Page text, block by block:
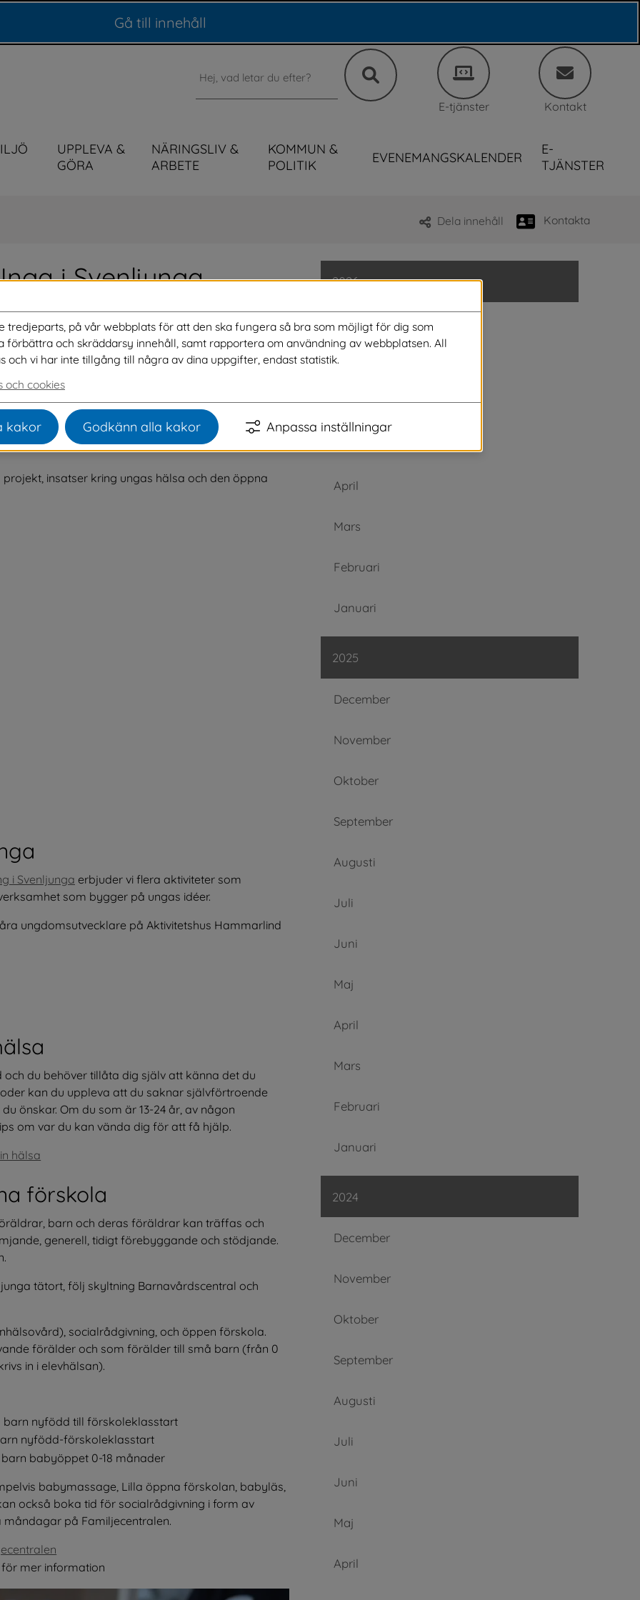
Gå till innehåll
Sök
E-tjänster Kontakt
UPPLEVA &
GÖRA
NÄRINGSLIV &
ARBETE
KOMMUN &
POLITIK
EVENEMANGSKALENDER
E-
TJÄNSTER
Dela innehåll Kontakta
i Svenljunga
firar ett år! Genom denna enhet har vi
vår socialförvaltning och vår barn- och
fokus på barn och ungdomars
berätta själva i filmen som du kan
mot ett händelserikt 2024! Du är välkommen att
insatser kring ungas hälsa och den öppna
i Svenljunga erbjuder vi flera aktiviteter som
som bygger på ungas idéer.
ungdomsutvecklare på Aktivitetshus Hammarlind
du behöver tillåta dig själv att känna det du
kan du uppleva att du saknar självförtroende
önskar. Om du som är 13-24 år, av någon
om var du kan vända dig för att få hjälp.
hälsa
förskola
barn och deras föräldrar kan träffas och
generell, tidigt förebyggande och stödjande.
tätort, följ skyltning Barnavårdscentral och
socialrådgivning, och öppen förskola.
förälder och som förälder till små barn (från 0
in i elevhälsan).
barn nyfödd till förskoleklasstart
nyfödd-förskoleklasstart
babyöppet 0-18 månader
babymassage, Lilla öppna förskolan, babyläs,
också boka tid för socialrådgivning i form av
på Familjecentralen.
öppnas i nytt fönster.
till annan webbplats, öppnas i nytt fönster.
mer information
2026
Augusti
Juli
Juni
April
Mars
Februari
Januari
2025
December
November
Oktober
September
Augusti
Juli
Juni
Maj
April
Mars
Februari
Januari
2024
December
November
Oktober
September
Augusti
Juli
Juni
Maj
April
tredjeparts, på vår webbplats för att den ska fungera så bra som möjligt för dig som
förbättra och skräddarsy innehåll, samt rapportera om användning av webbplatsen. All
och vi har inte tillgång till några av dina uppgifter, endast statistik.
och cookies
kakor Godkänn alla kakor Anpassa inställningar